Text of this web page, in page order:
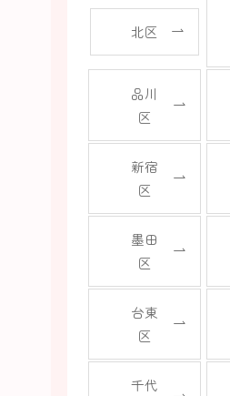
北区
品川
区
新宿
区
墨田
区
台東
区
千代